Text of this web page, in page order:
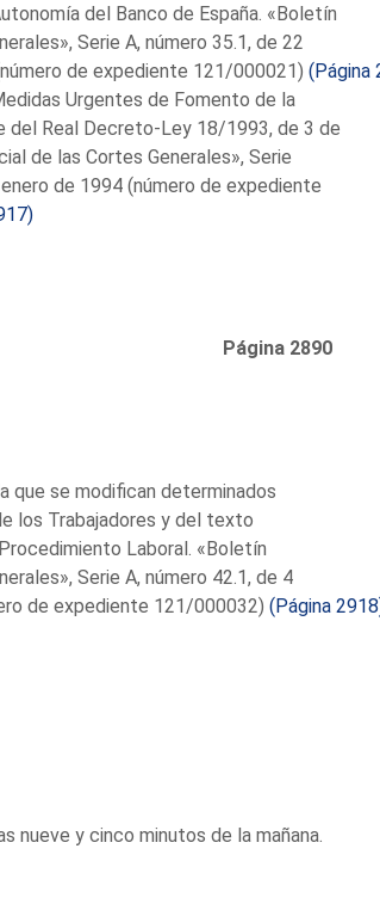
del Banco de España. «Boletín
Serie A, número 35.1, de 22
de expediente 121/000021) (Página
Urgentes de Fomento de la
del Real Decreto-Ley 18/1993, de 3 de
de las Cortes Generales», Serie
de 1994 (número de expediente
Página 2890
que se modifican determinados
los Trabajadores y del texto
Laboral. «Boletín
Serie A, número 42.1, de 4
de expediente 121/000032) (Página
nueve y cinco minutos de la mañana.